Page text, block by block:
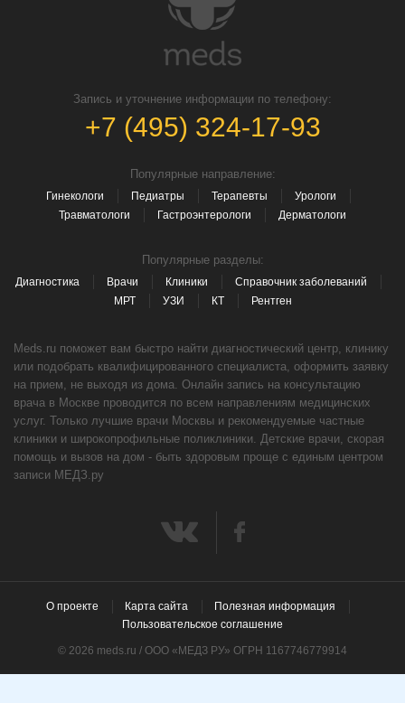
Запись и уточнение информации по телефону:
+7 (495) 324-17-93
Популярные направление:
Гинекологи Педиатры Терапевты
Урологи
Травматологи
Гастроэнтерологи Дерматологи
Популярные разделы:
Диагностика Врачи Клиники
Справочник заболеваний
МРТ
УЗИ КТ Рентген
Meds.ru поможет вам быстро найти диагностический центр, клинику
или подобрать квалифицированного специалиста, оформить заявку
на прием, не выходя из дома. Онлайн запись на консультацию
врача в Москве проводится по всем направлениям медицинских
услуг. Только лучшие врачи Москвы и рекомендуемые частные
клиники и широкопрофильные поликлиники. Детские врачи, скорая
помощь и вызов на дом - быть здоровым проще с единым центром
записи МЕДЗ.ру
О проекте Карта сайта
Полезная информация
Пользовательское соглашение
© 2026 meds.ru / ООО «МЕДЗ РУ» ОГРН 1167746779914